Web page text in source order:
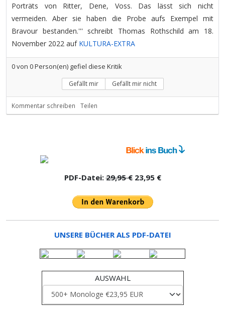
Porträts von Ritter, Dene, Voss. Das lässt sich nicht
vermeiden. Aber sie haben die Probe aufs Exempel mit
Bravour bestanden.''' schreibt Thomas Rothschild am 18.
November 2022 auf KULTURA-EXTRA
0von 0Person(en) gefiel diese Kritik
Gefällt mir Gefällt mir nicht
Kommentar schreiben Teilen
PDF-Datei:29,95 €23,95 €
UNSERE BÜCHER ALS PDF-DATEI
AUSWAHL